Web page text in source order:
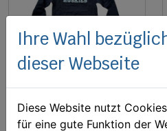
HUSKIES Sweater
(Kinder)
Ihre Wahl
dieser Webseite
Diese Website nutzt
für eine gute Funktion der